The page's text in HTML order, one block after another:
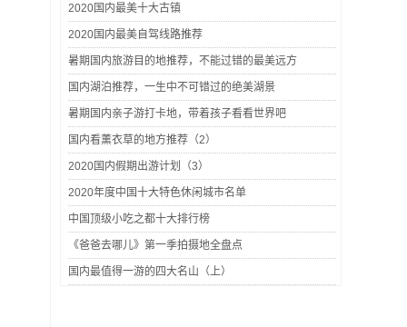
2020国内最美十大古镇
2020国内最美自驾线路推荐
暑期国内旅游目的地推荐，不能过错的最美远方
国内湖泊推荐，一生中不可错过的绝美湖景
暑期国内亲子游打卡地，带着孩子看看世界吧
国内看薰衣草的地方推荐（2）
2020国内假期出游计划（3）
2020年度中国十大特色休闲城市名单
中国顶级小吃之都十大排行榜
《爸爸去哪儿》第一季拍摄地全盘点
国内最值得一游的四大名山（上）